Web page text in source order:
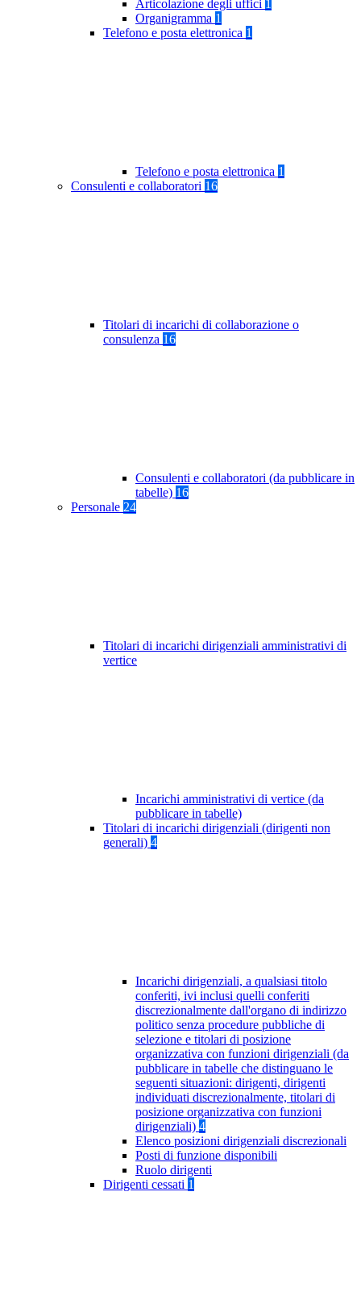
Articolazione degli uffici 1
Organigramma 1
Telefono e posta elettronica 1
Telefono e posta elettronica 1
Consulenti e collaboratori 16
Titolari di incarichi di collaborazione o
consulenza 16
Consulenti e collaboratori (da pubblicare in
tabelle) 16
Personale 24
Titolari di incarichi dirigenziali amministrativi di
vertice
Incarichi amministrativi di vertice (da
pubblicare in tabelle)
Titolari di incarichi dirigenziali (dirigenti non
generali) 4
Incarichi dirigenziali, a qualsiasi titolo
conferiti, ivi inclusi quelli conferiti
discrezionalmente dall'organo di indirizzo
politico senza procedure pubbliche di
selezione e titolari di posizione
organizzativa con funzioni dirigenziali (da
pubblicare in tabelle che distinguano le
seguenti situazioni: dirigenti, dirigenti
individuati discrezionalmente, titolari di
posizione organizzativa con funzioni
dirigenziali) 4
Elenco posizioni dirigenziali discrezionali
Posti di funzione disponibili
Ruolo dirigenti
Dirigenti cessati 1